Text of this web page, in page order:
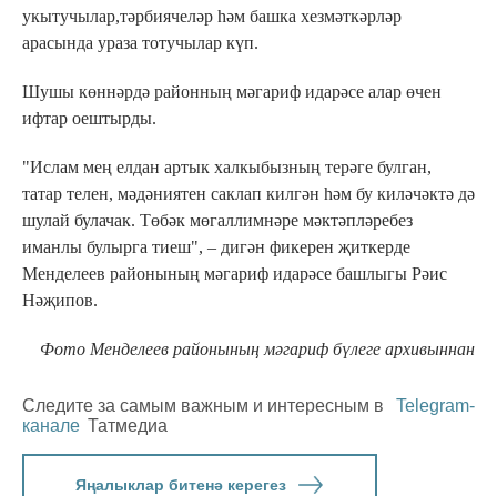
укытучылар,тәрбиячеләр hәм башка хезмәткәрләр
арасында ураза тотучылар күп.
Шушы көннәрдә районның мәгариф идарәсе алар өчен
ифтар оештырды.
"Ислам мең елдан артык халкыбызның терәге булган,
татар телен, мәдәниятен саклап килгән hәм бу киләчәктә дә
шулай булачак. Төбәк мөгаллимнәре мәктәпләребез
иманлы булырга тиеш", – дигән фикерен җиткерде
Менделеев районының мәгариф идарәсе башлыгы Рәис
Нәҗипов.
Фото Менделеев районының мәгариф бүлеге архивыннан
Следите за самым важным и интересным в
Telegram-
канале Татмедиа
Яңалыклар битенә керегез